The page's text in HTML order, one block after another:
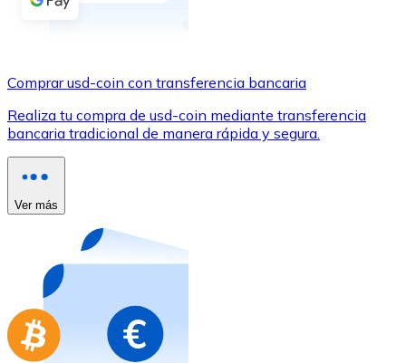
Comprar con Transferencia
Utiliza tarjetas Visa y Mastercard para comprar
Comprar con tarjeta
Tienda - Tarjetas regalo
Nuevo
Compra tarjetas regalo de tus marcas favoritas con
Ir a la tienda de tarjetas regalo
Comprar usd-coin con transferencia bancaria
Realiza tu compra de usd-coin mediante transferencia
bancaria tradicional de manera rápida y segura.
Ver más